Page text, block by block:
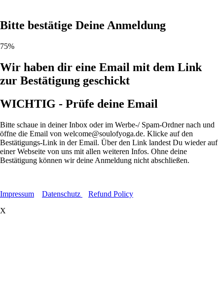
Bitte bestätige Deine Anmeldung
75%
Wir haben dir eine Email mit dem Link
zur Bestätigung geschickt
WICHTIG - Prüfe deine Email
Bitte schaue in deiner Inbox oder im Werbe-/ Spam-Ordner nach und
öffne die Email von welcome@soulofyoga.de. Klicke auf den
Bestätigungs-Link in der Email. Über den Link landest Du wieder auf
einer Webseite von uns mit allen weiteren Infos. Ohne deine
Bestätigung können wir deine Anmeldung nicht abschließen.
Impressum Datenschutz
Refund Policy
X